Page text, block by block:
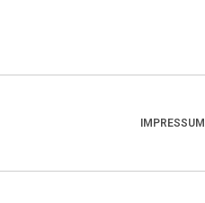
IMPRESSUM